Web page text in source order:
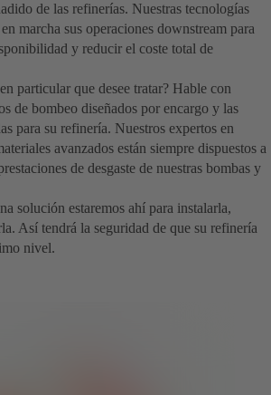
de las refinerías. Nuestras tecnologías
marcha sus operaciones downstream para
y reducir el coste total de
particular que desee tratar? Hable con
de bombeo diseñados por encargo y las
para su refinería. Nuestros expertos en
avanzados están siempre dispuestos a
de desgaste de nuestras bombas y
solución estaremos ahí para instalarla,
Así tendrá la seguridad de que su refinería
nivel.